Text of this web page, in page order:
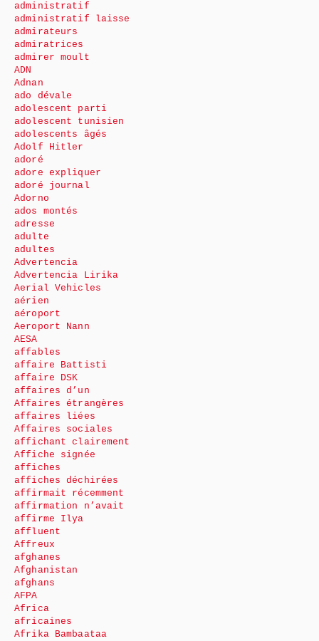
administratif
administratif laisse
admirateurs
admiratrices
admirer moult
ADN
Adnan
ado dévale
adolescent parti
adolescent tunisien
adolescents âgés
Adolf Hitler
adoré
adore expliquer
adoré journal
Adorno
ados montés
adresse
adulte
adultes
Advertencia
Advertencia Lirika
Aerial Vehicles
aérien
aéroport
Aeroport Nann
AESA
affables
affaire Battisti
affaire DSK
affaires d’un
Affaires étrangères
affaires liées
Affaires sociales
affichant clairement
Affiche signée
affiches
affiches déchirées
affirmait récemment
affirmation n’avait
affirme Ilya
affluent
Affreux
afghanes
Afghanistan
afghans
AFPA
Africa
africaines
Afrika Bambaataa